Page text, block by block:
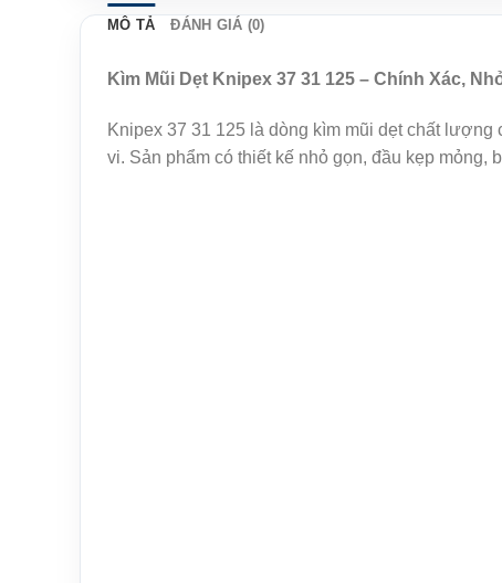
MÔ TẢ ĐÁNH GIÁ (0)
Kìm Mũi Dẹt Knipex 37 31 125 – Chính Xác,
Knipex 37 31 125 là dòng kìm mũi dẹt chất
vi. Sản phẩm có thiết kế nhỏ gọn, đầu kẹp mỏng,